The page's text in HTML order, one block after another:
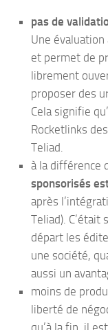
pas de
Une
et permet de
librement
proposer des
Cela signifie
Rocketlinks
Teliad.
à la différence
sponsorisés
après
Teliad). C’était
départ les
une société,
aussi un
moins de
liberté de
qu’à la fin, il